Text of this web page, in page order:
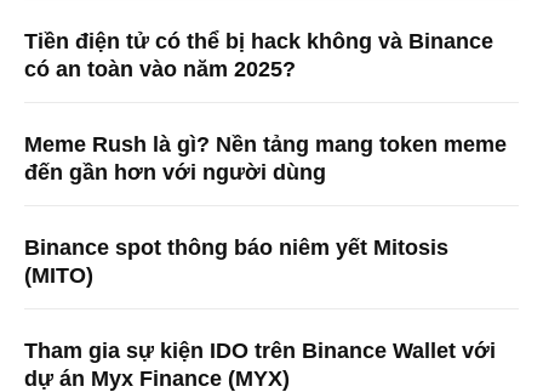
Tiền điện tử có thể bị hack không và Binance
có an toàn vào năm 2025?
Meme Rush là gì? Nền tảng mang token meme
đến gần hơn với người dùng
Binance spot thông báo niêm yết Mitosis
(MITO)
Tham gia sự kiện IDO trên Binance Wallet với
dự án Myx Finance (MYX)